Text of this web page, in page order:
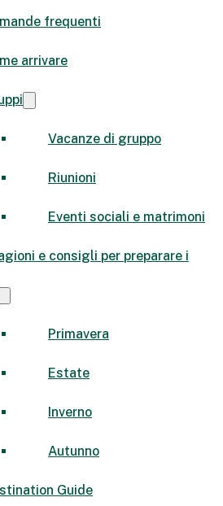
frequenti
arrivare
Vacanze di gruppo
Riunioni
Eventi sociali e matrimoni
e consigli per preparare i
Primavera
Estate
Inverno
Autunno
Guide